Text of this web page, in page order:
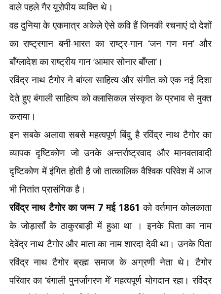
वाले पहले गैर यूरोपीय व्यक्ति थे।
वह दुनिया के एकमात्र अकेले ऐसे कवि हैं जिनकी रचनाएं दो देशों
का राष्ट्रगान बनी-भारत का राष्ट्र-गान ‘जन गण मन’और
बाँग्लादेश का राष्ट्रीय गान ‘आमार सोनार बाँग्ला’।
रविंद्र नाथ टैगोर ने बांग्ला साहित्य और संगीत को एक नई दिशा
देते हुए बंगाली साहित्य को क्लासिकल संस्कृत के प्रभाव से मुक्त
कराया।
इन सबके अलावा सबसे महत्वपूर्ण बिंदु है रविंद्र नाथ टैगोर का
व्यापक दृष्टिकोण जो उनके अन्तर्राष्ट्रवाद और मानवतावादी
दृष्टिकोण में इंगित होती है जो तात्कालिक वैश्विक परिवेश में आज
भी नितांत प्रासंगिक है।
रविंद्र नाथ टैगोर का जन्म 7मई 1861 को वर्तमान कोलकाता
के जोड़ासाँ के ठाकुरबाड़ी में हुआ था । इनके पिता का नाम
देवेंद्र नाथ टैगोर और माता का नाम शारदा देवी था। उनके पिता
रविंद्र नाथ टैगोर ब्रह्म समाज के अग्रणी नेता थे। टैगोर
परिवार का‘बंगाली पुनर्जागरण में’महत्वपूर्ण योगदान रहा। रविंद्र